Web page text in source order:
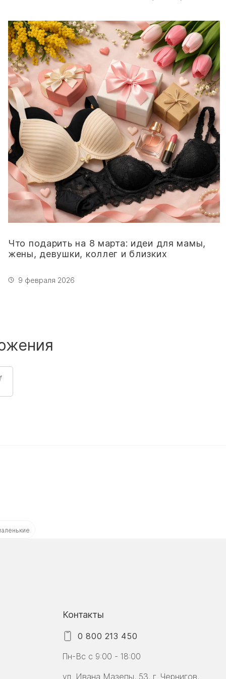
Что подарить на 8 марта: идеи для мамы,
жены, девушки, коллег и близких
9 февраля 2026
Контакты
0 800 213 450
Пн-Вс с 9:00 - 18:00
ул. Ивана Мазепы, 53, г. Чернигов,